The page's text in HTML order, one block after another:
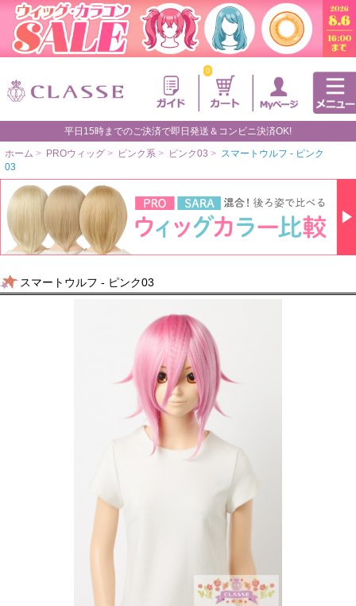
0
平日15時までのご決済で即日発送＆コンビニ決済OK!
ホーム > PROウィッグ > ピンク系 > ピンク03 > スマートウルフ - ピンク
03
スマートウルフ - ピンク03